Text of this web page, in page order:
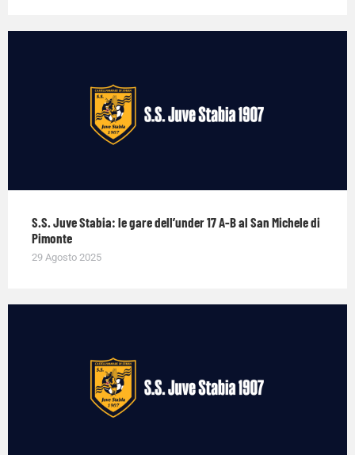
S.S. Juve Stabia: le gare dell’under 17 A-B al San Michele di
Pimonte
29 Agosto 2025